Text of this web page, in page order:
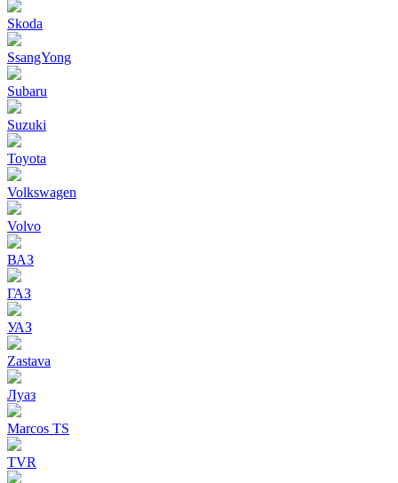
Skoda
SsangYong
Subaru
Suzuki
Toyota
Volkswagen
Volvo
ВАЗ
ГАЗ
УАЗ
Zastava
Луаз
Marcos TS
TVR